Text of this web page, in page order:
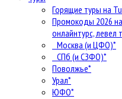
Горящие туры на
Промокоды 2026
онлайнтурс, левел
Москва (и ЦФО)*
СПб (и СЗФО)*
Поволжье*
Урал*
ЮФО*